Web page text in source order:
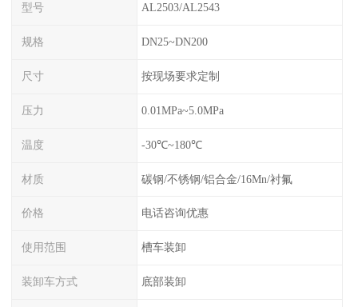
型号 AL2503/AL2543
规格 DN25~DN200
尺寸 按现场要求定制
压力 0.01MPa~5.0MPa
温度 -30℃~180℃
材质 碳钢/不锈钢/铝合金/16Mn/衬氟
价格 电话咨询优惠
使用范围 槽车装卸
装卸车方式 底部装卸